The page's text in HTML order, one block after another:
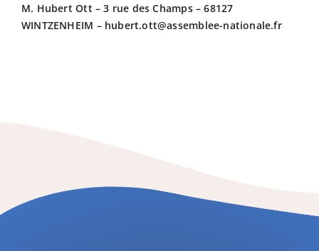
M. Hubert Ott – 3 rue des Champs – 68127
WINTZENHEIM – hubert.ott@assemblee-nationale.fr